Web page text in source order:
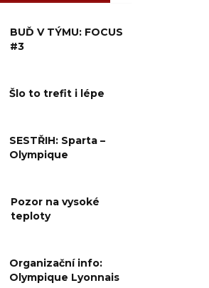
BUĎ V TÝMU: FOCUS
#3
Šlo to trefit i lépe
SESTŘIH: Sparta –
Olympique
Pozor na vysoké
teploty
Organizační info:
Olympique Lyonnais